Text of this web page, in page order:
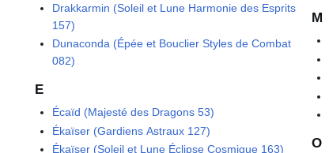
Drakkarmin (Soleil et Lune Harmonie des Esprits
157)
Dunaconda (Épée et Bouclier Styles de Combat
082)
E
Écaïd (Majesté des Dragons 53)
Ékaïser (Gardiens Astraux 127)
Ékaïser (Soleil et Lune Éclipse Cosmique 163)
M
O